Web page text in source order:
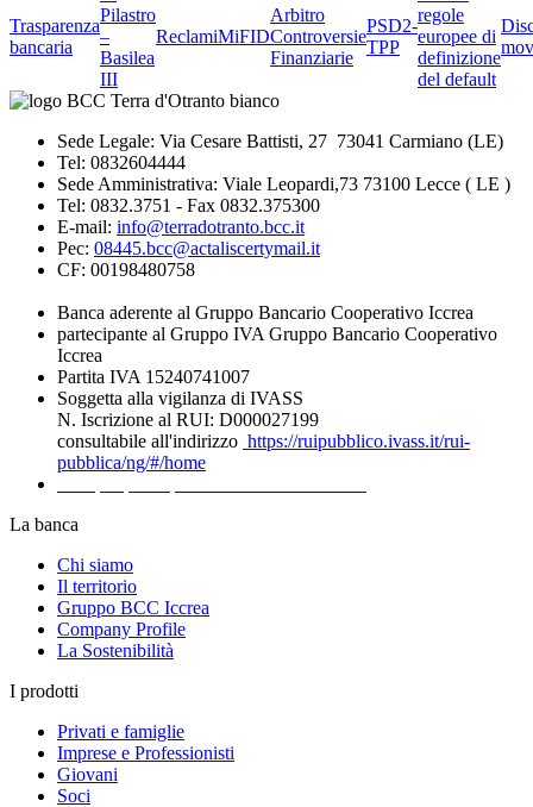
Trasparenza
bancaria
Pilastro
–
Basilea
III
ReclamiMiFID
Arbitro
Controversie
Finanziarie
PSD2-
TPP
regole
europee di
definizione
del default
Sede Legale: Via Cesare Battisti, 27 73041 Carmiano (LE)
Tel: 0832604444
Sede Amministrativa: Viale Leopardi,73 73100 Lecce ( LE )
Tel: 0832.3751 - Fax 0832.375300
E-mail: info@terradotranto.bcc.it
Pec: 08445.bcc@actaliscertymail.it
CF: 00198480758
Banca aderente al Gruppo Bancario Cooperativo Iccrea
partecipante al Gruppo IVA Gruppo Bancario Cooperativo
Iccrea
Partita IVA 15240741007
Soggetta alla vigilanza di IVASS
N. Iscrizione al RUI: D000027199
consultabile all'indirizzo https://ruipubblico.ivass.it/rui-
pubblica/ng/#/home
La banca
Chi siamo
Il territorio
Gruppo BCC Iccrea
Company Profile
La Sostenibilità
I prodotti
Privati e famiglie
Imprese e Professionisti
Giovani
Soci